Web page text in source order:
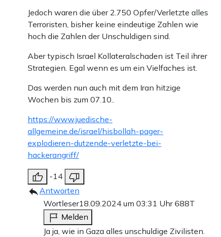
Jedoch waren die über 2.750 Opfer/Verletzte alles
Terroristen, bisher keine eindeutige Zahlen wie
hoch die Zahlen der Unschuldigen sind.
Aber typisch Israel Kollateralschaden ist Teil ihrer
Strategien. Egal wenn es um ein Vielfaches ist.
Das werden nun auch mit dem Iran hitzige
Wochen bis zum 07.10..
https://www.juedische-
allgemeine.de/israel/hisbollah-pager-
explodieren-dutzende-verletzte-bei-
hackerangriff/
-14
Antworten
Wortleser18.09.2024 um 03:31 Uhr688T
Melden
Ja ja, wie in Gaza alles unschuldige Zivilisten.